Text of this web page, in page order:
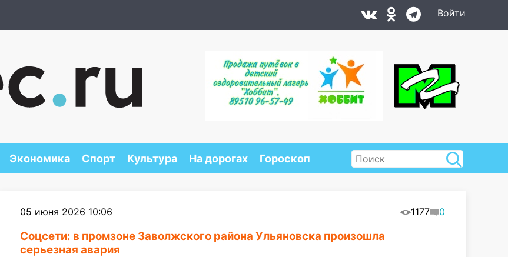
Войти
Экономика Спорт Культура На дорогах Гороскоп
05 июня 2026 10:06 1177 0
Соцсети: в промзоне Заволжского района Ульяновска произошла
серьезная авария